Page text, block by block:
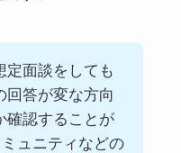
定面談をしても
回答が変な方向
確認することが
ュニティなどの